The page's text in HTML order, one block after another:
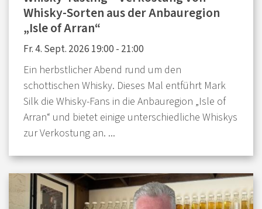
Whisky-Sorten aus der Anbauregion
„Isle of Arran“
Fr. 4. Sept. 2026 19:00 - 21:00
Ein herbstlicher Abend rund um den
schottischen Whisky. Dieses Mal entführt Mark
Silk die Whisky-Fans in die Anbauregion „Isle of
Arran“ und bietet einige unterschiedliche Whiskys
zur Verkostung an. ...